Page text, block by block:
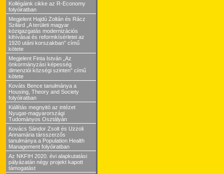
Kollégáink cikke az R-Economy
folyóiratban
Megjelent Hajdú Zoltán és Rácz
Szilárd „A területi magyar
közigazgatás modernizációs
kihívásai és reformkísérletei az
1920 utáni korszakban” című
kötete
Megjelent Finta István „Az
önkormányzási képesség
dimenziói községi szinten” című
kötete
Kováts Bence tanulmánya a
Housing, Theory and Society
folyóiratban
Kiállítás megnyitó az intézet
Nyugat-magyarországi
Tudományos Osztályán
Kovács Sándor Zsolt és Uzzoli
Annamária társszerzős
tanulmánya a Population Health
Management folyóiratban
Az NKFIH 2020. évi alapkutatási
pályázatán négy projekt kapott
támogatást